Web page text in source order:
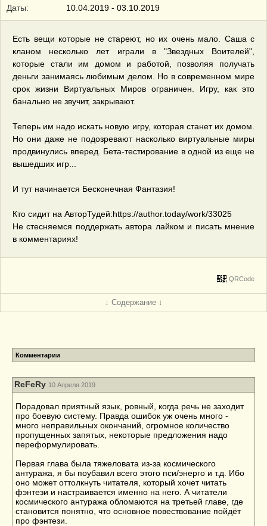
Даты:
10.04.2019 - 03.10.2019
Есть вещи которые не стареют, но их очень мало. Саша с
кланом несколько лет играли в "Звездных Воителей",
которые стали им домом и работой, позволяя получать
деньги занимаясь любимым делом. Но в современном мире
срок жизни Виртуальных Миров ограничен. Игру, как это
банально не звучит, закрывают.
Теперь им надо искать новую игру, которая станет их домом.
Но они даже не подозревают насколько виртуальные миры
продвинулись вперед. Бета-тестирование в одной из еще не
вышедших игр...
И тут начинается Бесконечная Фантазия!
Кто сидит на АвторТудей:https://author.today/work/33025
Не стесняемся поддержать автора лайком и писать мнение
в комментариях!
QRCode
↓ Содержание ↓
Комментарии
ReFeRy 10 Апреля 2019
Порадовал приятный язык, ровный, когда речь не заходит
про боевую систему. Правда ошибок уж очень много -
много неправильных окончаний, огромное количество
пропущенных запятых, некоторые предложения надо
переформулировать.
Первая глава была тяжеловата из-за космического
антуража, я бы поубавил всего этого пси/энерго и т.д. Ибо
оно может оттолкнуть читателя, который хочет читать
фэнтези и настраивается именно на него. А читатели
космического антуража обломаются на третьей главе, где
становится понятно, что основное повествование пойдёт
про фэнтези.